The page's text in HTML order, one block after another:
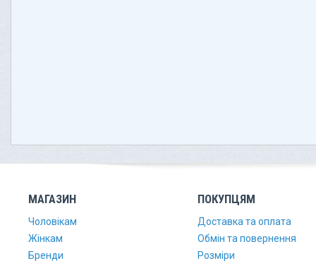
МАГАЗИН
Чоловікам
Жінкам
Бренди
ПОКУПЦЯМ
Доставка та оплата
Обмін та повернення
Розміри